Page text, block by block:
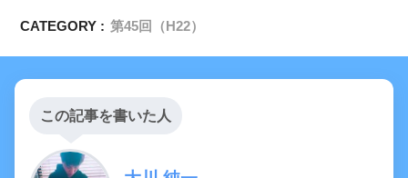
CATEGORY : 第45回（H22）
この記事を書いた人